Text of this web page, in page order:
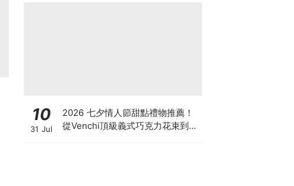
10
31 Jul
2026 七夕情人節甜點禮物推薦！
從Venchi頂級義式巧克力花束到